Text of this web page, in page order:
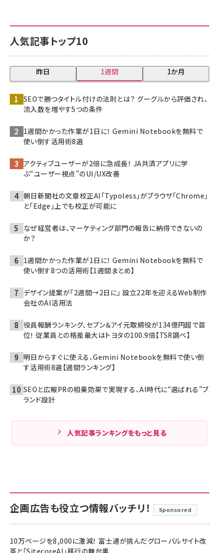
人気記事トップ10
昨日 1週間 1か月
SEOで勝つタイトル付けの法則とは？ グーグルから評価され、
流入数を増やす5つの条件
1週間かかった作業が1日に！ Gemini Notebookを無料で
使い倒す活用術8選
アクティブユーザーが2倍に急成長！ JA共済アプリに学
ぶ“ユーザー視点”のUI/UX改善
朝日新聞社の文章校正AI「Typoless」がブラウザ「Chrome」
と「Edge」上でも校正が可能に
なぜ経営者は、マーケティング部門の報告に納得できないの
か？
1週間かかった作業が1日に！ Gemini Notebookを無料で
使い倒す8つの活用術【1週間まとめ】
デザイン提案が「2週間→2日に」 設立22年を迎えるWeb制作
会社のAI活用法
役員報酬ランキング、セブン＆アイ元取締役が134億円超で首
位！ 従業員との格差最大はトヨタの100.9倍【TSR調べ】
明日からすぐに使える、Gemini Notebookを無料で使い倒
す活用術8選【週間ランキング】
SEOと広報PRの相乗効果で実現する、AI時代に“選ばれる”ブ
ランド設計
人気記事ランキングをもっと見る
企画広告も役立つ情報バッチリ！ Sponsored
10万ページを8,000に激減！ 富士通が挑んだグローバルサイト改